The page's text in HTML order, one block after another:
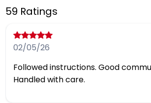
59 Ratings
02/05/26
Followed instructions. Good
Handled with care.